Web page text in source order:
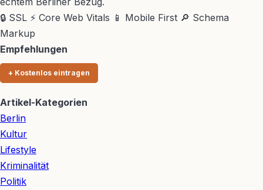
🔒 SSL ⚡ Core Web Vitals 📱 Mobile First 🔎 Schema
Markup
Empfehlungen
+ Kostenlos eintragen
Artikel-Kategorien
Berlin
Kultur
Lifestyle
Kriminalität
Politik